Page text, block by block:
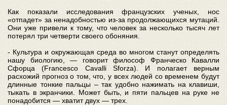
Как показали исследования французских ученых, нос
«отпадет» за ненадобностью из-за продолжающихся мутаций.
Они уже привели к тому, что человек за несколько тысяч лет
потерял три четверти своего обоняния.
- Культура и окружающая среда во многом станут определять
нашу биологию, — говорит философ Франческо Кавалли
Сфорца (Francesco Cavalli Sforza). И полагает верным
расхожий прогноз о том, что, у всех людей со временем будут
длинные тонкие пальцы – так удобно нажимать на клавиши,
тыкать в экранчики. Может быть, и пяти пальцев на руке не
понадобится — хватит двух — трех.